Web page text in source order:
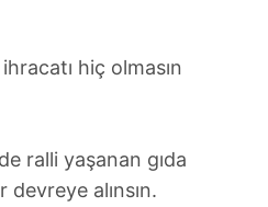
hiç olmasın
ralli yaşanan gıda
devreye alınsın.